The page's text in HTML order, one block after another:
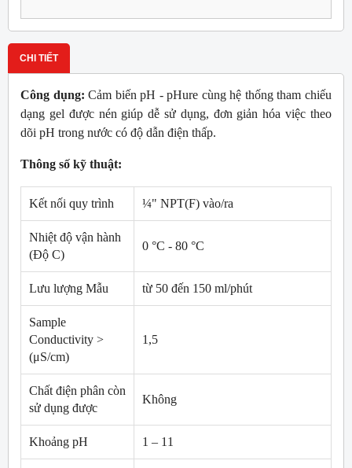
CHI TIẾT
Công dụng: Cảm biến pH - pHure cùng hệ thống tham chiếu
dạng gel được nén giúp dễ sử dụng, đơn giản hóa việc theo
dõi pH trong nước có độ dẫn điện thấp.
Thông số kỹ thuật:
Kết nối quy trình ¼" NPT(F) vào/ra
Nhiệt độ vận hành
(Độ C)
0 °C - 80 °C
Lưu lượng Mẫu từ 50 đến 150 ml/phút
Sample
Conductivity >
(μS/cm)
1,5
Chất điện phân còn
sử dụng được
Không
Khoảng pH 1 – 11